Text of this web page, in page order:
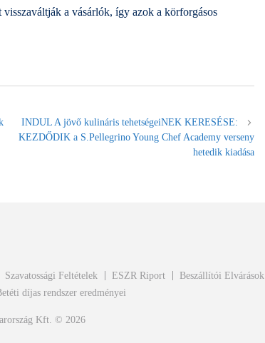
a vásárlók, így azok a körforgásos
INDUL A jövő kulináris tehetségeiNEK KERESÉSE:
KEZDŐDIK a S.Pellegrino Young Chef Academy verseny
hetedik kiadása
Szavatossági Feltételek ESZR Riport Beszállítói Elvárások
díjas rendszer eredményei
Kft. © 2026